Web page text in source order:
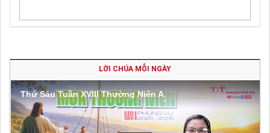
LỜI CHÚA MỖI NGÀY
Thứ Sáu Tuần XVIII Thường Niên A